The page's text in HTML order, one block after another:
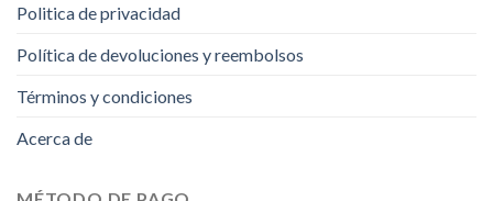
Politica de privacidad
Política de devoluciones y reembolsos
Términos y condiciones
Acerca de